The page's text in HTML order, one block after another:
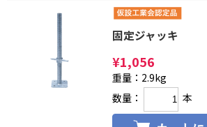
固定ジャッキ
¥1,056
重量：2.9kg
数量：
本